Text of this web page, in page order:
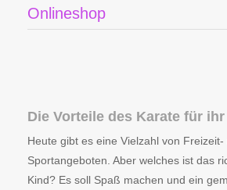
Onlineshop
Die Vorteile des Karate für
Heute gibt es eine Vielzahl von Freizeit-
Sportangeboten. Aber welches ist das
Kind? Es soll Spaß machen und ein